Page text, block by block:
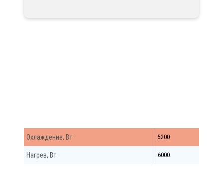
Охлаждение, Вт 5200
Нагрев, Вт 6000